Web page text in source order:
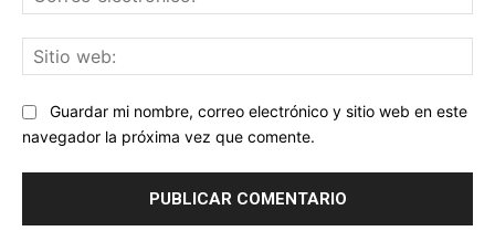
Guardar mi nombre, correo electrónico y sitio web en este
navegador la próxima vez que comente.